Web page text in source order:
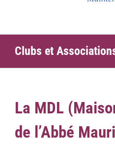
Clubs et
La MDL
de l’Abbé